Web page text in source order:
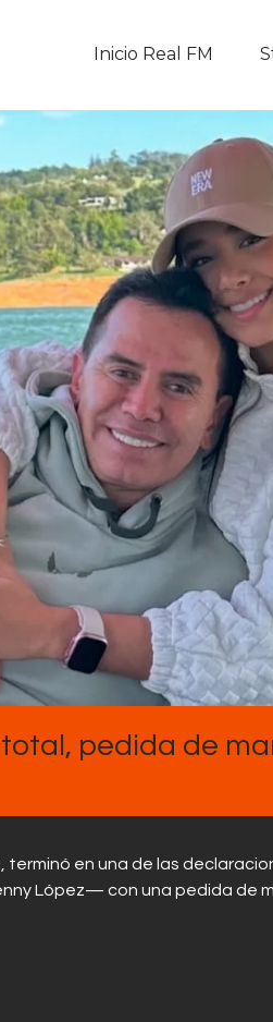
Inicio Real FM
En Vivo
La APP
Nosotros
Contactos
pedida de
en una de las
López— con una pedida de